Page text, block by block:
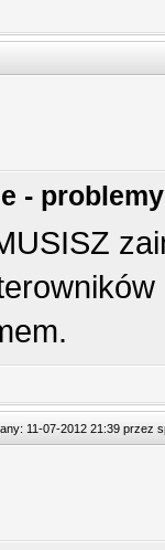
-
11-07-2012 21:39 przez